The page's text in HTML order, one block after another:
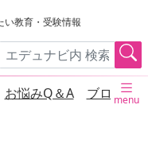
い教育・受験情報
お悩みQ＆A ブログmenu